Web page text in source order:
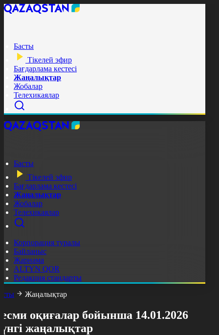
Басты
Тікелей эфир
Бағдарлама кестесі
Жаңалықтар
Жобалар
Телехикаялар
Басты
Тікелей эфир
Бағдарлама кестесі
Жаңалықтар
Жобалар
Телехикаялар
Корпорация туралы
Байланыс
Жарнама
ALTYN QOR
Редакция стандарты
Жаңалықтар
оқиғалар бойынша 14.01.2026
жаңалықтар